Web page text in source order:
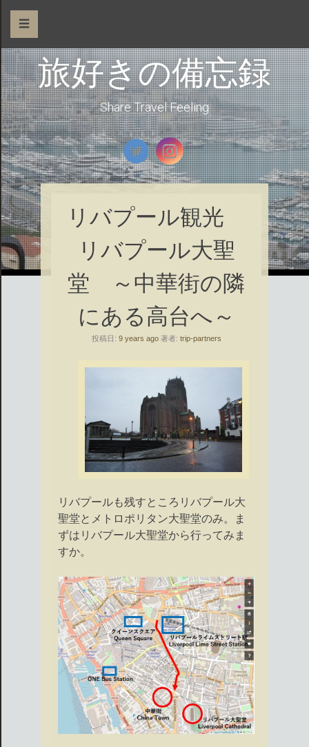
☰
旅好きの備忘録
Share Travel Feeling
リバプール観光
リバプール大聖
堂 ～中華街の隣
にある高台へ～
投稿日: 9 years ago 著者: trip-partners
リバプールも残すところリバプール大
聖堂とメトロポリタン大聖堂のみ。ま
ずはリバプール大聖堂から行ってみま
すか。